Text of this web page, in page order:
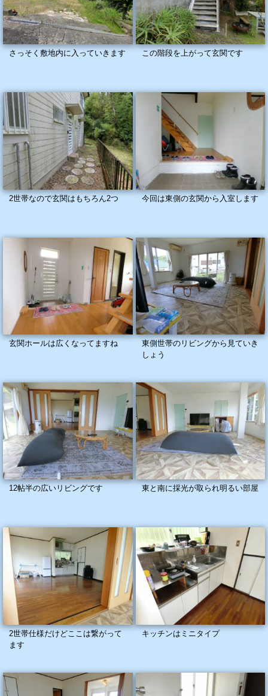
さっそく敷地内に入っていきます この階段を上がって玄関です
2世帯なので玄関はもちろん2つ 今回は東側の玄関から入室します
玄関ホールは広くなってますね
東側世帯のリビングから見ていき
しょう
12帖半の広いリビングです 東と南に採光が取られ明るい部屋
2世帯仕様だけどここは繋がって
ます
キッチンはミニタイプ